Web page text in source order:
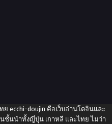
ย ecchi-doujin คือเว็บอ่านโดจินและ
ชั้นนำทั้งญี่ปุ่น เกาหลี และไทย ไม่ว่า